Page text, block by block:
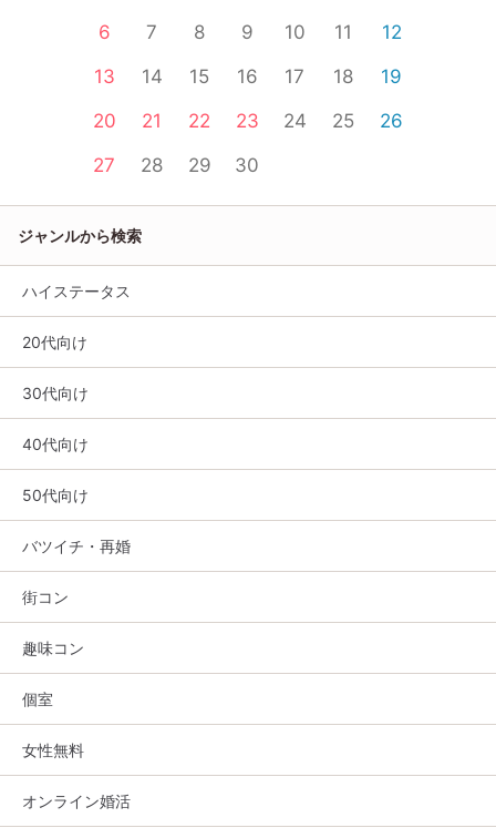
6
7 8 9 10 11
12
13
14 15 16 17 18
19
20
21 22 23 24 25
26
27
28 29 30
ジャンルから検索
ハイステータス
20代向け
30代向け
40代向け
50代向け
バツイチ・再婚
街コン
趣味コン
個室
女性無料
オンライン婚活